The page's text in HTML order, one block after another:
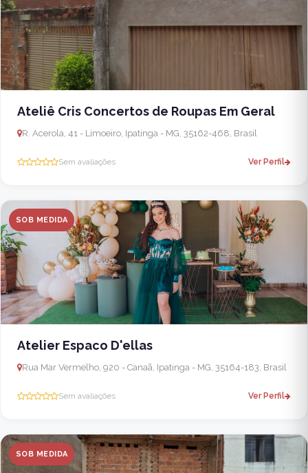
Ateliê Cris Concertos de Roupas Em Geral
R. Acerola, 41 - Limoeiro, Ipatinga - MG, 35162-468, Brasil
Sem avaliações Ver Perfil
SOB MEDIDA
Atelier Espaco D'ellas
Rua Mar Vermelho, 920 - Canaã, Ipatinga - MG, 35164-183, Brasil
Sem avaliações Ver Perfil
SOB MEDIDA